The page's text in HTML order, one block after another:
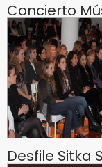
Concierto
Desfile Sitka